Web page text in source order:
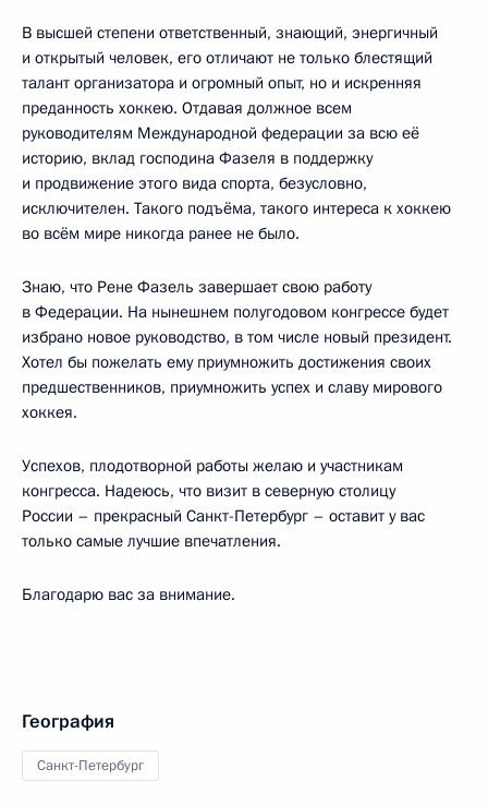
В высшей степени ответственный, знающий, энергичный
и открытый человек, его отличают не только блестящий
талант организатора и огромный опыт, но и искренняя
преданность хоккею. Отдавая должное всем
руководителям Международной федерации за всю её
историю, вклад господина Фазеля в поддержку
и продвижение этого вида спорта, безусловно,
исключителен. Такого подъёма, такого интереса к хоккею
во всём мире никогда ранее не было.
Знаю, что Рене Фазель завершает свою работу
в Федерации. На нынешнем полугодовом конгрессе будет
избрано новое руководство, в том числе новый президент.
Хотел бы пожелать ему приумножить достижения своих
предшественников, приумножить успех и славу мирового
хоккея.
Успехов, плодотворной работы желаю и участникам
конгресса. Надеюсь, что визит в северную столицу
России – прекрасный Санкт-Петербург – оставит у вас
только самые лучшие впечатления.
Благодарю вас за внимание.
География
Санкт-Петербург